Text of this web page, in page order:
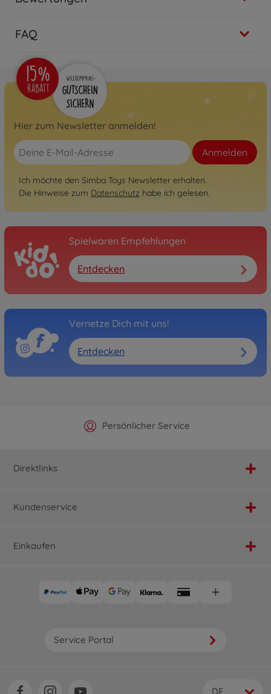
FAQ
Hier zum Newsletter anmelden!
Anmelden
Ich möchte den Simba Toys Newsletter erhalten.
Die Hinweise zum Datenschutz habe ich gelesen.
Spielwaren Empfehlungen
Entdecken
Vernetze Dich mit uns!
Entdecken
Offizieller Hersteller Shop
Persönlicher Service
Versandkostenfrei ab 25€
Schnelle Lieferung
Direktlinks
Kundenservice
Einkaufen
Service Portal
DE